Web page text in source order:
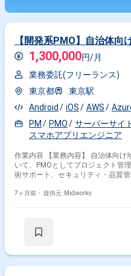
【開発系PMO】自治体向
1,300,000円/月
業務委託(フリーランス)
東京都
東京駅
Android
iOS AWS
PM
PMO
サーバーサイ
スマホアプリエンジニア
作業内容 【業務内容】 自治体向け地域通貨アプリ開発プロジェクトにお
いて、PMOとしてプロジェクト管
術サポート、セキュリティ・品質管理を担当し
理 ・不具合対応および追加要望に関する計画立案 ・顧客ミーティング運
の初動対応、事象整理、エスカレーション ・エラーログ／ア
7ヶ月前・ 提供元: Midworks